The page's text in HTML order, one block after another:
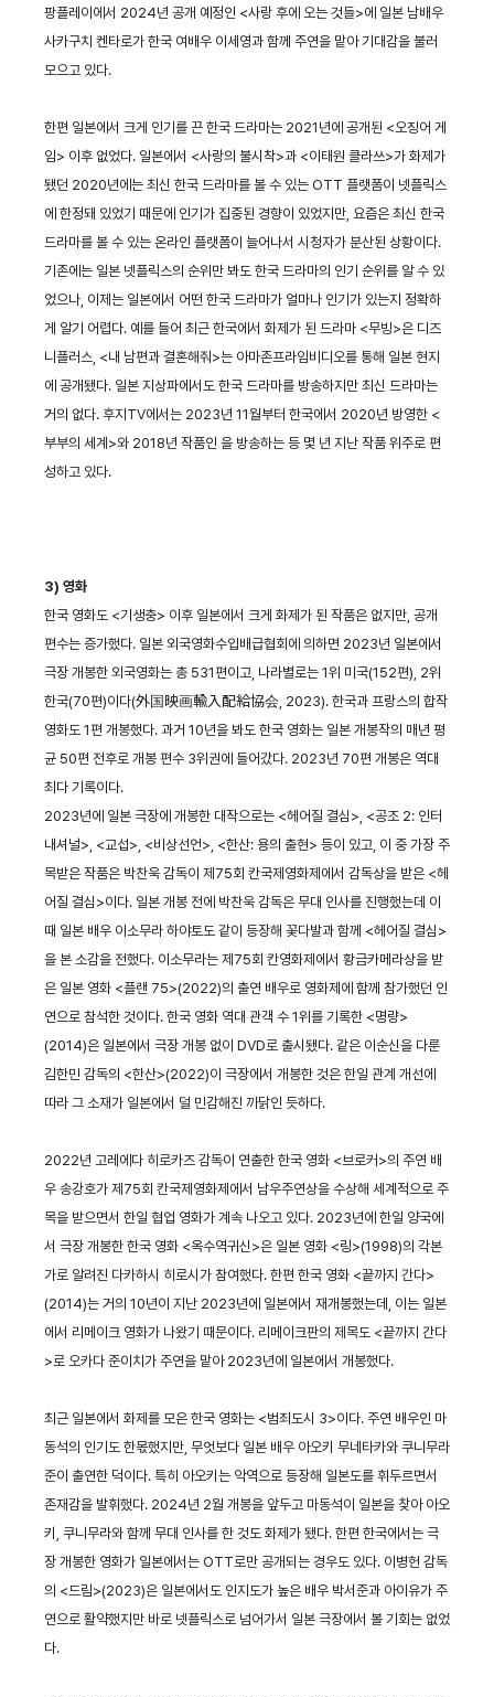
팡플레이에서 2024년 공개 예정인 <사랑 후에 오는 것들>에 일본 남배우
사카구치 켄타로가 한국 여배우 이세영과 함께 주연을 맡아 기대감을 불러
모으고 있다.
한편 일본에서 크게 인기를 끈 한국 드라마는 2021년에 공개된 <오징어 게
임> 이후 없었다. 일본에서 <사랑의 불시착>과 <이태원 클라쓰>가 화제가
됐던 2020년에는 최신 한국 드라마를 볼 수 있는 OTT 플랫폼이 넷플릭스
에 한정돼 있었기 때문에 인기가 집중된 경향이 있었지만, 요즘은 최신 한국
드라마를 볼 수 있는 온라인 플랫폼이 늘어나서 시청자가 분산된 상황이다.
기존에는 일본 넷플릭스의 순위만 봐도 한국 드라마의 인기 순위를 알 수 있
었으나, 이제는 일본에서 어떤 한국 드라마가 얼마나 인기가 있는지 정확하
게 알기 어렵다. 예를 들어 최근 한국에서 화제가 된 드라마 <무빙>은 디즈
니플러스, <내 남편과 결혼해줘>는 아마존프라임비디오를 통해 일본 현지
에 공개됐다. 일본 지상파에서도 한국 드라마를 방송하지만 최신 드라마는
거의 없다. 후지TV에서는 2023년 11월부터 한국에서 2020년 방영한 <
부부의 세계>와 2018년 작품인 을 방송하는 등 몇 년 지난 작품 위주로 편
성하고 있다.
3) 영화
한국 영화도 <기생충> 이후 일본에서 크게 화제가 된 작품은 없지만, 공개
편수는 증가했다. 일본 외국영화수입배급협회에 의하면 2023년 일본에서
극장 개봉한 외국영화는 총 531편이고, 나라별로는 1위 미국(152편), 2위
한국(70편)이다(外国映画輸入配給協会, 2023). 한국과 프랑스의 합작
영화도 1편 개봉했다. 과거 10년을 봐도 한국 영화는 일본 개봉작의 매년 평
균 50편 전후로 개봉 편수 3위권에 들어갔다. 2023년 70편 개봉은 역대
최다 기록이다.
2023년에 일본 극장에 개봉한 대작으로는 <헤어질 결심>, <공조 2: 인터
내셔널>, <교섭>, <비상선언>, <한산: 용의 출현> 등이 있고, 이 중 가장 주
목받은 작품은 박찬욱 감독이 제75회 칸국제영화제에서 감독상을 받은 <헤
어질 결심>이다. 일본 개봉 전에 박찬욱 감독은 무대 인사를 진행했는데 이
때 일본 배우 이소무라 하야토도 같이 등장해 꽃다발과 함께 <헤어질 결심>
을 본 소감을 전했다. 이소무라는 제75회 칸영화제에서 황금카메라상을 받
은 일본 영화 <플랜 75>(2022)의 출연 배우로 영화제에 함께 참가했던 인
연으로 참석한 것이다. 한국 영화 역대 관객 수 1위를 기록한 <명량>
(2014)은 일본에서 극장 개봉 없이 DVD로 출시됐다. 같은 이순신을 다룬
김한민 감독의 <한산>(2022)이 극장에서 개봉한 것은 한일 관계 개선에
따라 그 소재가 일본에서 덜 민감해진 까닭인 듯하다.
2022년 고레에다 히로카즈 감독이 연출한 한국 영화 <브로커>의 주연 배
우 송강호가 제75회 칸국제영화제에서 남우주연상을 수상해 세계적으로 주
목을 받으면서 한일 협업 영화가 계속 나오고 있다. 2023년에 한일 양국에
서 극장 개봉한 한국 영화 <옥수역귀신>은 일본 영화 <링>(1998)의 각본
가로 알려진 다카하시 히로시가 참여했다. 한편 한국 영화 <끝까지 간다>
(2014)는 거의 10년이 지난 2023년에 일본에서 재개봉했는데, 이는 일본
에서 리메이크 영화가 나왔기 때문이다. 리메이크판의 제목도 <끝까지 간다
>로 오카다 준이치가 주연을 맡아 2023년에 일본에서 개봉했다.
최근 일본에서 화제를 모은 한국 영화는 <범죄도시 3>이다. 주연 배우인 마
동석의 인기도 한몫했지만, 무엇보다 일본 배우 아오키 무네타카와 쿠니무라
준이 출연한 덕이다. 특히 아오키는 악역으로 등장해 일본도를 휘두르면서
존재감을 발휘했다. 2024년 2월 개봉을 앞두고 마동석이 일본을 찾아 아오
키, 쿠니무라와 함께 무대 인사를 한 것도 화제가 됐다. 한편 한국에서는 극
장 개봉한 영화가 일본에서는 OTT로만 공개되는 경우도 있다. 이병헌 감독
의 <드림>(2023)은 일본에서도 인지도가 높은 배우 박서준과 아이유가 주
연으로 활약했지만 바로 넷플릭스로 넘어가서 일본 극장에서 볼 기회는 없었
다.